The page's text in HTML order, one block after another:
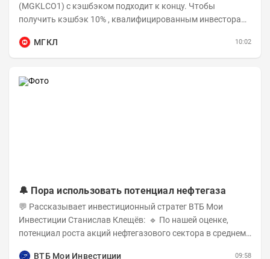
(MGKLCO1) с кэшбэком подходит к концу. Чтобы
получить кэшбэк 10% , квалифицированным инвесторам
МГКЛ
10:02
🔔 Пора использовать потенциал нефтегаза
💬 Рассказывает инвестиционный стратег ВТБ Мои
Инвестиции Станислав Клещёв: 🔹 По нашей оценке,
потенциал роста акций нефтегазового сектора в среднем
ВТБ Мои Инвестиции
09:58